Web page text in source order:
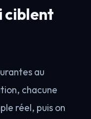
ciblent
au
chacune
réel, puis on